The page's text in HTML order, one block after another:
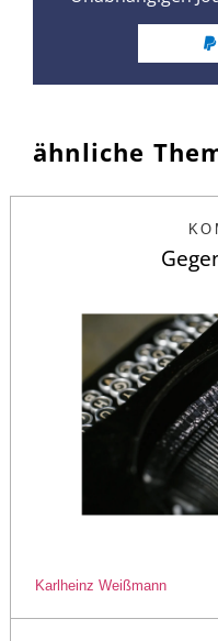
ähnliche
Karlheinz Weißmann